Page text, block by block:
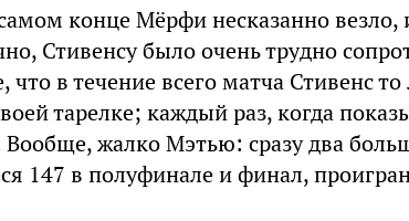
конце Мёрфи несказанно везло,
Стивенсу было очень трудно
что в течение всего матча Стивенс
тарелке; каждый раз, когда
Вообще, жалко Мэтью: сразу два
147 в полуфинале и финал,